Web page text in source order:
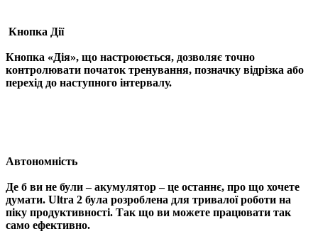
Кнопка Дії
Кнопка «Дія», що настроюється, дозволяє точно
контролювати початок тренування, позначку відрізка або
перехід до наступного інтервалу.
Автономність
Де б ви не були – акумулятор – це останнє, про що хочете
думати. Ultra 2 була розроблена для тривалої роботи на
піку продуктивності. Так що ви можете працювати так
само ефективно.